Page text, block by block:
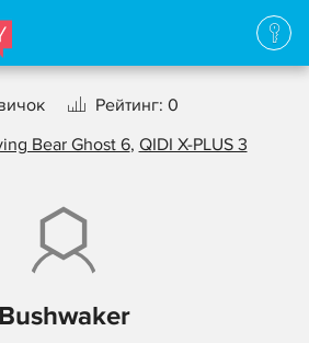
Рейтинг: 0
Bear Ghost 6, QIDI X-PLUS 3
Bushwaker